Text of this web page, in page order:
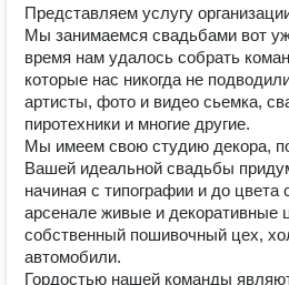
Представляем услугу
Мы занимаемся свадьбами вот
время нам удалось собрать
которые нас никогда не
артисты, фото и видео сьемка,
пиротехники и многие другие.
Мы имеем свою студию декора,
Вашей идеальной свадьбы
начиная с типографии и до цвета
арсенале живые и декоративные
собственный пошивочный цех,
автомобили.
Гордостью нашей команды